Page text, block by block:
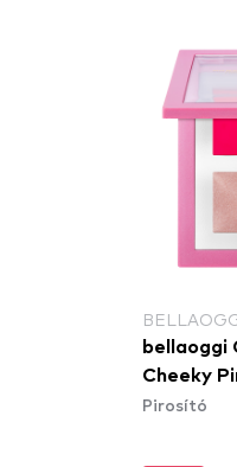
bellaoggi
Cheeky
Pirosító